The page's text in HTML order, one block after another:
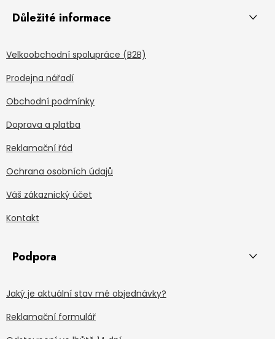
Důležité informace
Velkoobchodní spolupráce (B2B)
Prodejna nářadí
Obchodní podmínky
Doprava a platba
Reklamační řád
Ochrana osobních údajů
Váš zákaznický účet
Kontakt
Podpora
Jaký je aktuální stav mé objednávky?
Reklamační formulář